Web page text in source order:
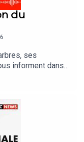
du
ses
informent dans